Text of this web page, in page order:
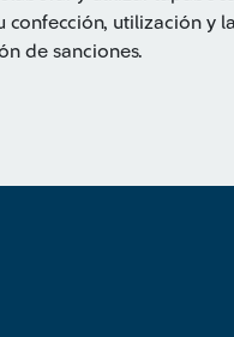
confección, utilización y
de sanciones.